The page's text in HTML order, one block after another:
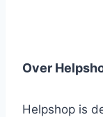
Over
Helpshop is